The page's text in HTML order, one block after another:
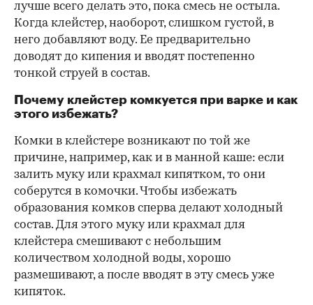
лучше всего делать это, пока смесь не остыла.
Когда клейстер, наоборот, слишком густой, в
него добавляют воду. Ее предварительно
доводят до кипения и вводят постепенно
тонкой струей в состав.
Почему клейстер комкуется при варке и как
этого избежать?
Комки в клейстере возникают по той же
причине, например, как и в манной каше: если
залить муку или крахмал кипятком, то они
соберутся в комочки. Чтобы избежать
образования комков сперва делают холодный
состав. Для этого муку или крахмал для
клейстера смешивают с небольшим
количеством холодной воды, хорошо
размешивают, а после вводят в эту смесь уже
кипяток.